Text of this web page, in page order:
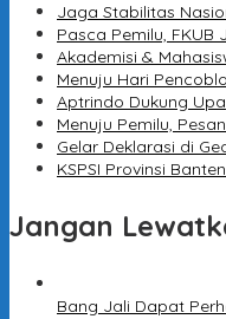
Jaga Stabilitas
Pasca Pemilu,
Akademisi &
Menuju Hari
Aptrindo Dukung
Menuju Pemilu,
Gelar Deklarasi di
KSPSI Provinsi
Jangan
Bang Jali Dapat